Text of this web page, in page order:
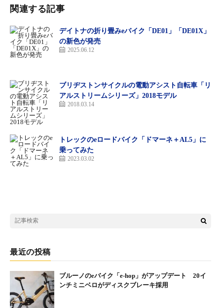
PSA1 モトベロ限定車（BESV）
重量：19.6kg
フレーム ：アルミ
ギヤ：SHIMANO Altus 7speed
バッテリー：リチウムイオン 36V 10.5Ah
充電時間：4.5時間
モトベロ・オンラインストア
http://motovelo1.shop24.makeshop.jp/shopdetail/000000000380
※ モトベロ７店舗の店頭でも予約受付中。
関連する記事
デイトナの折り畳みeバイク「DE01」「DE01X」
の新色が発売
2025.06.12
ブリヂストンサイクルの電動アシスト自転車「リ
アルストリームシリーズ」2018モデル
2018.03.14
トレックのeロードバイク「ドマーネ＋AL5」に
乗ってみた
2023.03.02
最近の投稿
ブルーノのeバイク「e-hop」がアップデート 20イ
ンチミニベロがディスクブレーキ採用